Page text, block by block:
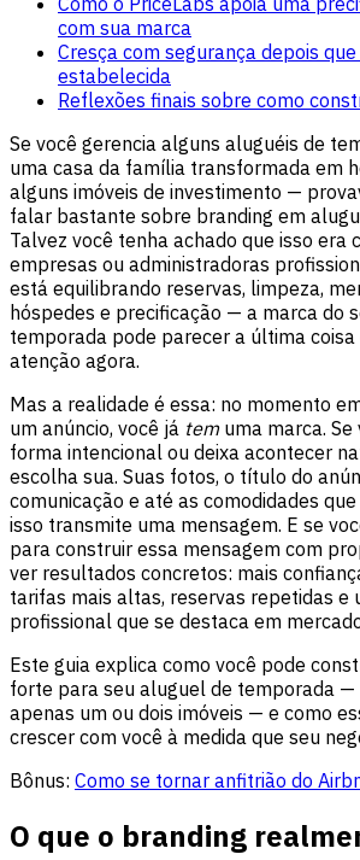
com sua marca
Cresça com segurança depois
estabelecida
Reflexões finais sobre como
Se você gerencia alguns aluguéis de
uma casa da família transformada em
alguns imóveis de investimento —
falar bastante sobre branding em
Talvez você tenha achado que isso era
empresas ou administradoras
está equilibrando reservas, limpeza,
hóspedes e precificação — a marca do
temporada pode parecer a última coisa
atenção agora.
Mas a realidade é essa: no momento
um anúncio, você já temuma marca. Se
forma intencional ou deixa acontecer
escolha sua. Suas fotos, o título do
comunicação e até as comodidades
isso transmite uma mensagem. E se
para construir essa mensagem com
ver resultados concretos: mais
tarifas mais altas, reservas repetidas e
profissional que se destaca em
Este guia explica como você pode
forte para seu aluguel de temporada —
apenas um ou dois imóveis — e como
crescer com você à medida que seu
Bônus: Como se tornar anfitrião do
O que o branding